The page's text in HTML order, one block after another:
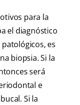
para la
el diagnóstico
es
biopsia. Si la
será
e
Si la